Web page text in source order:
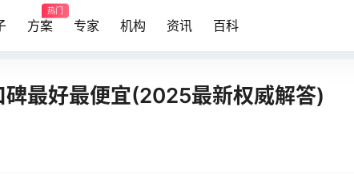
方案
热门
专家 机构 资讯 百科
碑最好最便宜(2025最新权威解答)